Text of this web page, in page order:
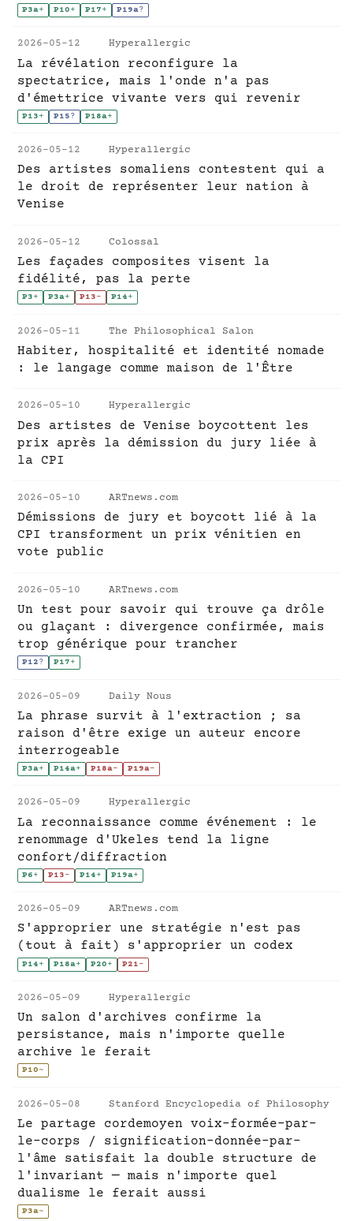
P3a+ P10+ P17+ P19a?
2026-05-12 Hyperallergic
La révélation reconfigure la
spectatrice, mais l'onde n'a pas
d'émettrice vivante vers qui revenir
P13+ P15? P18a+
2026-05-12 Hyperallergic
Des artistes somaliens contestent qui a
le droit de représenter leur nation à
Venise
2026-05-12 Colossal
Les façades composites visent la
fidélité, pas la perte
P3+ P3a+ P13- P14+
2026-05-11 The Philosophical Salon
Habiter, hospitalité et identité nomade
: le langage comme maison de l'Être
2026-05-10 Hyperallergic
Des artistes de Venise boycottent les
prix après la démission du jury liée à
la CPI
2026-05-10 ARTnews.com
Démissions de jury et boycott lié à la
CPI transforment un prix vénitien en
vote public
2026-05-10 ARTnews.com
Un test pour savoir qui trouve ça drôle
ou glaçant : divergence confirmée, mais
trop générique pour trancher
P12? P17+
2026-05-09 Daily Nous
La phrase survit à l'extraction ; sa
raison d'être exige un auteur encore
interrogeable
P3a+ P14a+ P18a- P19a-
2026-05-09 Hyperallergic
La reconnaissance comme événement : le
renommage d'Ukeles tend la ligne
confort/diffraction
P6+ P13- P14+ P19a+
2026-05-09 ARTnews.com
S'approprier une stratégie n'est pas
(tout à fait) s'approprier un codex
P14+ P18a+ P20+ P21-
2026-05-09 Hyperallergic
Un salon d'archives confirme la
persistance, mais n'importe quelle
archive le ferait
P10~
2026-05-08 Stanford Encyclopedia of Philosophy
Le partage cordemoyen voix-formée-par-
le-corps / signification-donnée-par-
l'âme satisfait la double structure de
l'invariant — mais n'importe quel
dualisme le ferait aussi
P3a~